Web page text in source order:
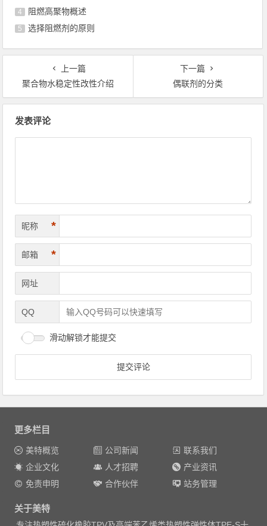
4 阻燃高聚物概述
5 选择阻燃剂的原则
上一篇
聚合物水稳定性改性介绍
下一篇
偶联剂的分类
发表评论
昵称 *
邮箱 *
网址
QQ
滑动解锁才能提交
更多栏目
美特概览 公司新闻
联系我们
企业文化
人才招聘
产业资讯
免责申明
合作伙伴 站务管理
关于美特